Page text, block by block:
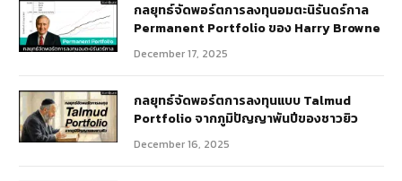
กลยุทธ์​จัดพอร์ตการลงทุนอมตะนิรันดร์กาล
Permanent Portfolio ของ Harry Browne
December 17, 2025
กลยุทธ์จัดพอร์ตการลงทุนแบบ Talmud
Portfolio จากภูมิปัญญาพันปีของชาวยิว
December 16, 2025